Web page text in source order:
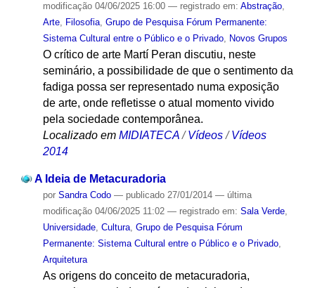
modificação04/06/2025 16:00 — registrado em: Abstração,
Arte, Filosofia, Grupo de Pesquisa Fórum Permanente:
Sistema Cultural entre o Público e o Privado, Novos Grupos
O crítico de arte Martí Peran discutiu, neste
seminário, a possibilidade de que o sentimento da
fadiga possa ser representado numa exposição
de arte, onde refletisse o atual momento vivido
pela sociedade contemporânea.
Localizado em MIDIATECA / Vídeos / Vídeos
2014
A Ideia de Metacuradoria
por Sandra Codo — publicado27/01/2014 — última
modificação04/06/2025 11:02 — registrado em: Sala Verde,
Universidade, Cultura, Grupo de Pesquisa Fórum
Permanente: Sistema Cultural entre o Público e o Privado,
Arquitetura
As origens do conceito de metacuradoria,